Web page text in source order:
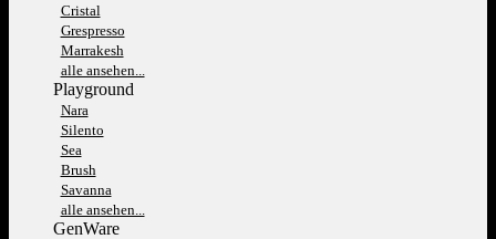
Cristal
Grespresso
Marrakesh
alle ansehen...
Playground
Nara
Silento
Sea
Brush
Savanna
alle ansehen...
GenWare